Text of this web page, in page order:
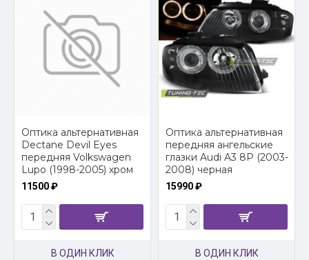
Оптика альтернативная
Dectane Devil Eyes
передняя Volkswagen
Lupo (1998-2005) хром
11500 ₽
В ОДИН КЛИК
Оптика альтернативная
передняя ангельские
глазки Audi A3 8P (2003-
2008) черная
15990 ₽
В ОДИН КЛИК